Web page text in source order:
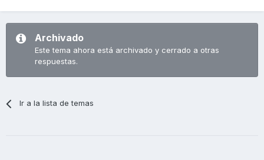
Archivado
Este tema ahora está archivado y cerrado a otras
respuestas.
Ir a la lista de temas